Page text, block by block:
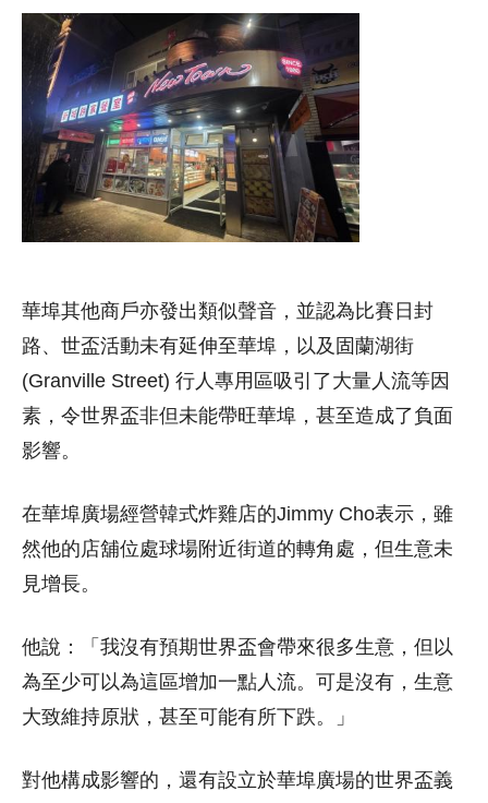
華埠其他商戶亦發出類似聲音，並認為比賽日封
路、世盃活動未有延伸至華埠，以及固蘭湖街
(Granville Street) 行人專用區吸引了大量人流等因
素，令世界盃非但未能帶旺華埠，甚至造成了負面
影響。
在華埠廣場經營韓式炸雞店的Jimmy Cho表示，雖
然他的店舖位處球場附近街道的轉角處，但生意未
見增長。
他說：「我沒有預期世界盃會帶來很多生意，但以
為至少可以為這區增加一點人流。可是沒有，生意
大致維持原狀，甚至可能有所下跌。」
對他構成影響的，還有設立於華埠廣場的世界盃義